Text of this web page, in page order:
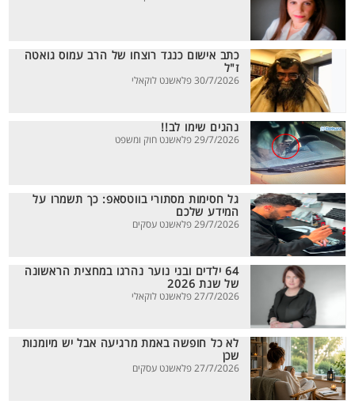
כתב אישום כנגד רוצחו של הרב עמוס גואטה
ז"ל
30/7/2026 פלאשנט לוקאלי
נהגים שימו לב!!
29/7/2026 פלאשנט חוק ומשפט
גל חסימות מסתורי בווטסאפ: כך תשמרו על
המידע שלכם
29/7/2026 פלאשנט עסקים
64 ילדים ובני נוער נהרגו במחצית הראשונה
של שנת 2026
27/7/2026 פלאשנט לוקאלי
לא כל חופשה באמת מרגיעה אבל יש מיומנות
שכן
27/7/2026 פלאשנט עסקים